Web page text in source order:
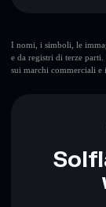
mutevoli
formativi e
rugcheck.xyz.
I nomi, i simboli, le
e da registri di terze
sui marchi commerciali e